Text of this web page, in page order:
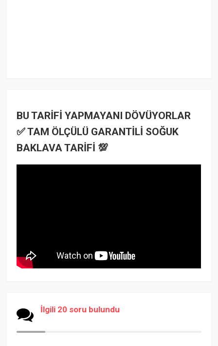
BU TARİFİ YAPMAYANI DÖVÜYORLAR
✅ TAM ÖLÇÜLÜ GARANTİLİ SOĞUK
BAKLAVA TARİFİ 💯
İlgili 20 soru bulundu